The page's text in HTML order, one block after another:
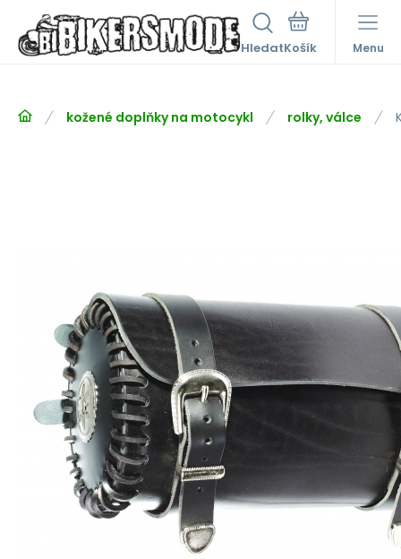
Hledat Menu
kožené doplňky na motocykl rolky, válce